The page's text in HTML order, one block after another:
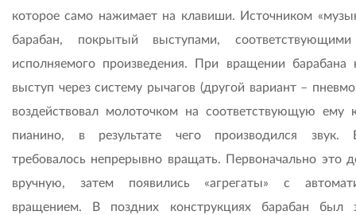
которое само нажимает на клавиши. Источником
барабан, покрытый выступами,
исполняемого произведения. При вращении барабана
выступ через систему рычагов (другой вариант –
воздействовал молоточком на соответствующую ему
пианино, в результате чего производился звук.
требовалось непрерывно вращать. Первоначально это
вручную, затем появились «агрегаты» с
вращением. В поздних конструкциях барабан был